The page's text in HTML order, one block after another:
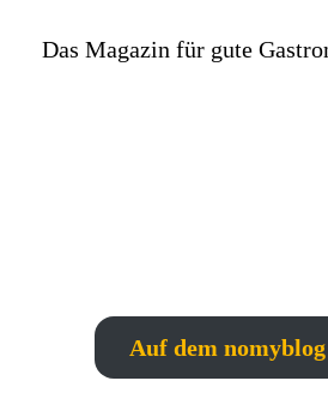
Das Magazin für gute
Auf dem